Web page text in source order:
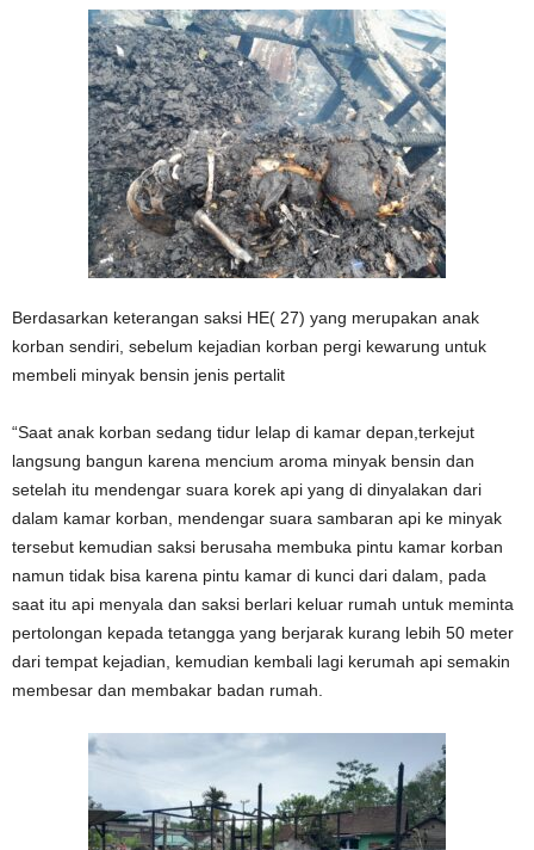
Berdasarkan keterangan saksi HE( 27) yang merupakan anak
korban sendiri, sebelum kejadian korban pergi kewarung untuk
membeli minyak bensin jenis pertalit
“Saat anak korban sedang tidur lelap di kamar depan,terkejut
langsung bangun karena mencium aroma minyak bensin dan
setelah itu mendengar suara korek api yang di dinyalakan dari
dalam kamar korban, mendengar suara sambaran api ke minyak
tersebut kemudian saksi berusaha membuka pintu kamar korban
namun tidak bisa karena pintu kamar di kunci dari dalam, pada
saat itu api menyala dan saksi berlari keluar rumah untuk meminta
pertolongan kepada tetangga yang berjarak kurang lebih 50 meter
dari tempat kejadian, kemudian kembali lagi kerumah api semakin
membesar dan membakar badan rumah.